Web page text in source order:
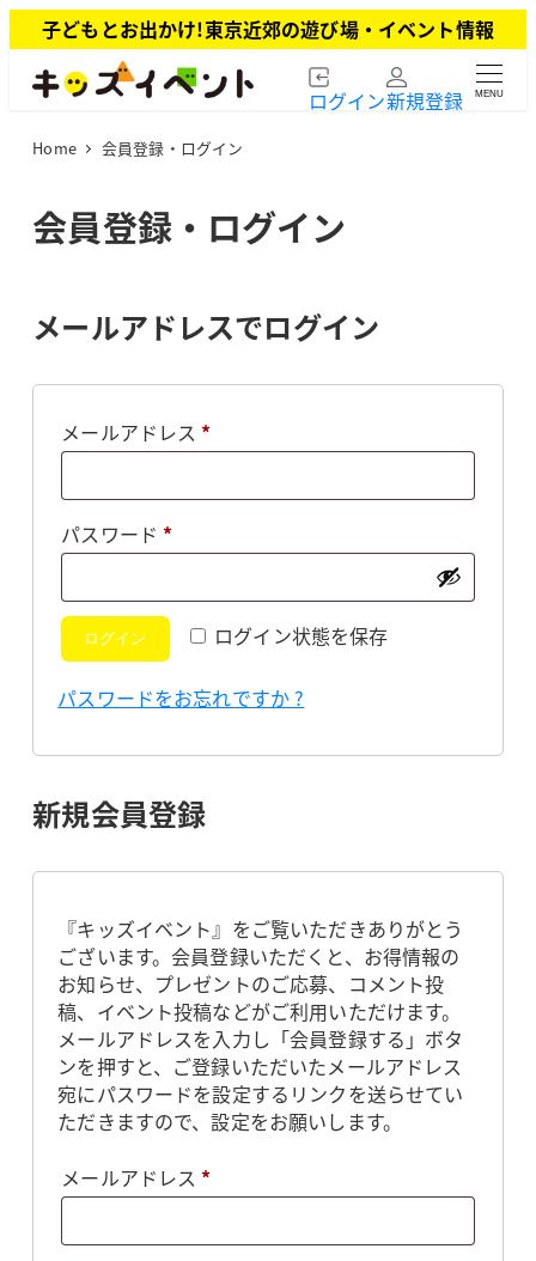
イ
子どもとお出かけ!東京近郊の遊び場・イベント情報
ログイン新規登録 MENU
Home 会員登録・ログイン
会員登録・ログイン
メールアドレスでログイン
メールアドレス *必
パスワード *必
ログイン状態を保存
ログイン
パスワードをお忘れですか ?
新規会員登録
『キッズイベント』をご覧いただきありがとう
ございます。会員登録いただくと、お得情報の
お知らせ、プレゼントのご応募、コメント投
稿、イベント投稿などがご利用いただけます。
メールアドレスを入力し「会員登録する」ボタ
ンを押すと、ご登録いただいたメールアドレス
宛にパスワードを設定するリンクを送らせてい
ただきますので、設定をお願いします。
メールアドレス *必